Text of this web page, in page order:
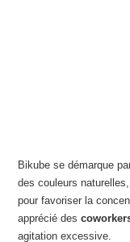
Bikube se démarque
des couleurs
pour favoriser la
apprécié des
agitation excessive.